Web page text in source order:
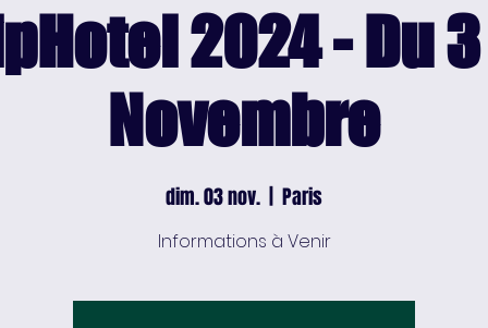
2024 - Du
Novembre
dim. 03 nov. Paris
Informations à Venir